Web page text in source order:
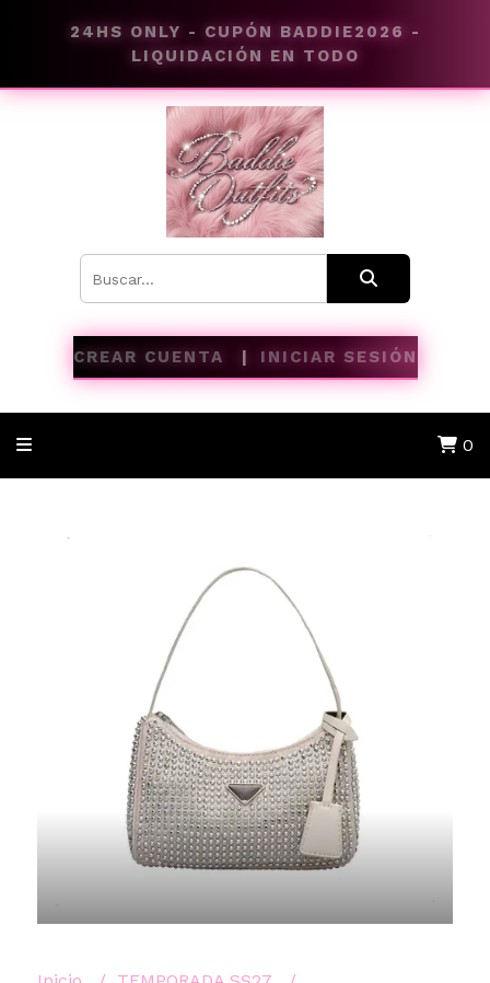
24HS ONLY - CUPÓN BADDIE2026 -
LIQUIDACIÓN EN TODO
CREAR CUENTA INICIAR SESIÓN
0